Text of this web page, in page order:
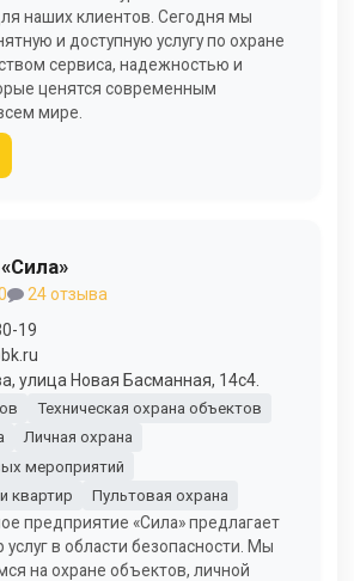
наших клиентов. Сегодня мы
и доступную услугу по охране
сервиса, надежностью и
ценятся современным
мире.
24 отзыва
19
улица Новая Басманная, 14с4.
Техническая охрана объектов
Личная охрана
мероприятий
квартир
Пультовая охрана
предприятие «Сила» предлагает
в области безопасности. Мы
на охране объектов, личной